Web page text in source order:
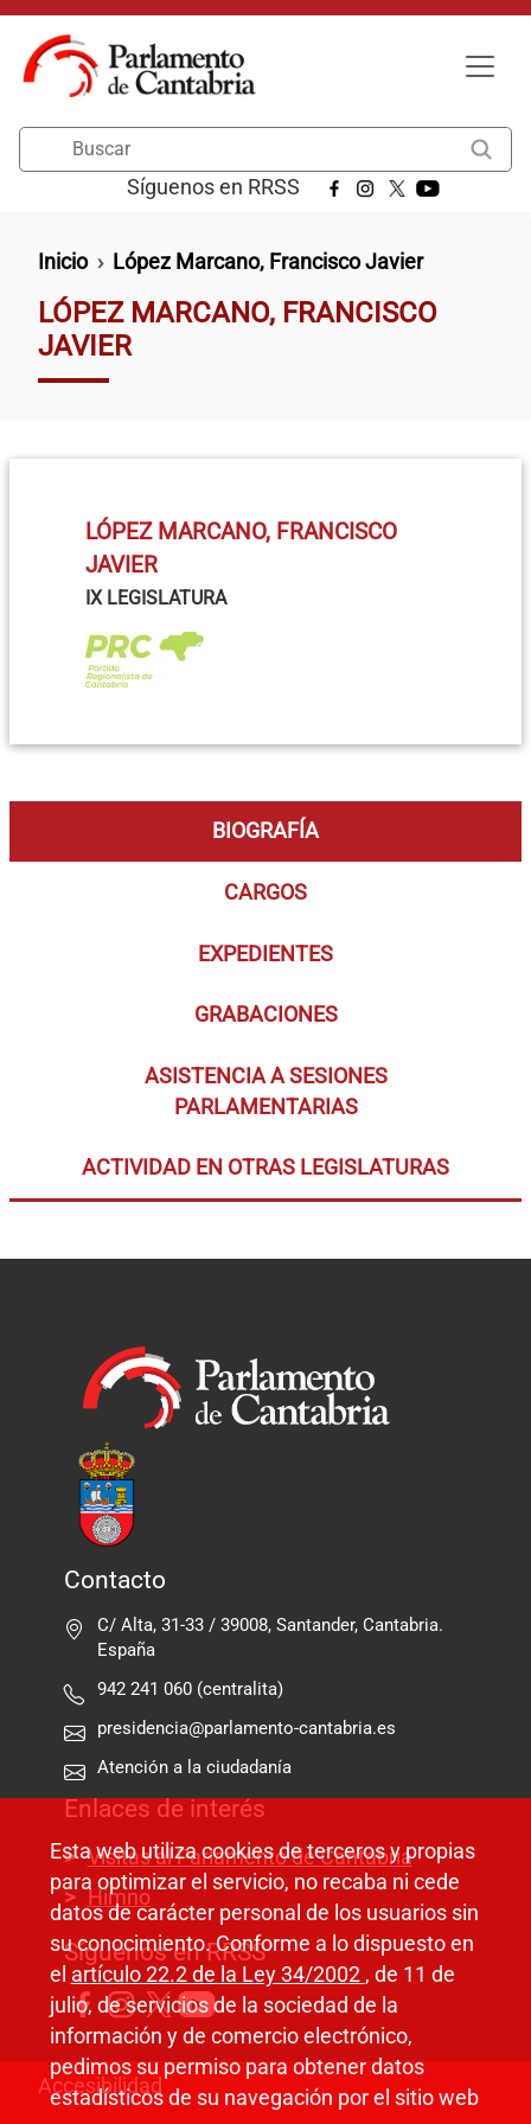
Pasar al contenido principal
Síguenos en RRSS
Ruta de navegación
Inicio López Marcano, Francisco Javier
LÓPEZ MARCANO, FRANCISCO
JAVIER
LÓPEZ MARCANO, FRANCISCO
JAVIER
IX LEGISLATURA
BIOGRAFÍA
CARGOS
EXPEDIENTES
GRABACIONES
ASISTENCIA A SESIONES
PARLAMENTARIAS
ACTIVIDAD EN OTRAS LEGISLATURAS
Contacto
C/ Alta, 31-33 / 39008, Santander, Cantabria.
España
942 241 060 (centralita)
presidencia@parlamento-cantabria.es
Atención a la ciudadanía
Enlaces de interés
Visitas al Parlamento de Cantabria
Himno
Síguenos en RRSS
Pie de página
Accesibilidad
Esta web utiliza cookies de terceros y propias
para optimizar el servicio, no recaba ni cede
datos de carácter personal de los usuarios sin
su conocimiento. Conforme a lo dispuesto en
el artículo 22.2 de la Ley 34/2002 , de 11 de
julio, de servicios de la sociedad de la
información y de comercio electrónico,
pedimos su permiso para obtener datos
estadísticos de su navegación por el sitio web